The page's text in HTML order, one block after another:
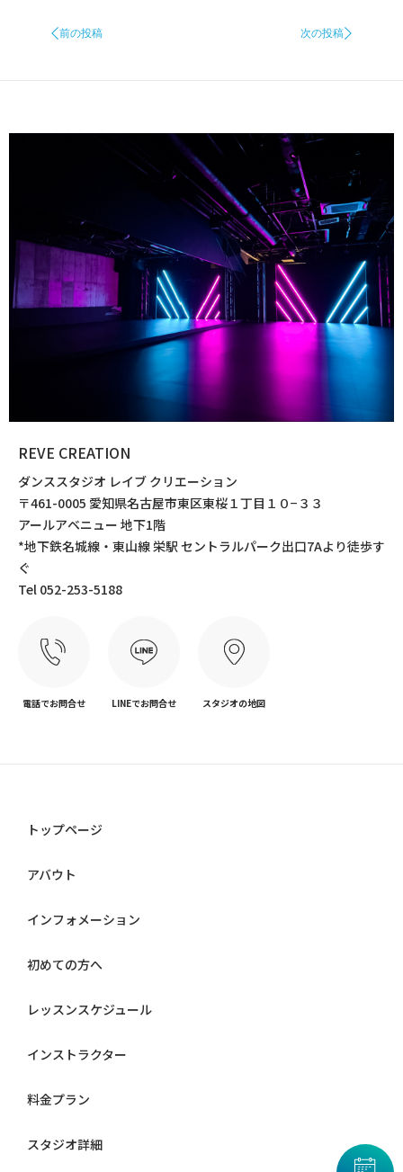
前の投稿 次の投稿
REVE CREATION
ダンススタジオ レイブ クリエーション
〒461-0005 愛知県名古屋市東区東桜１丁目１０−３３
アールアベニュー 地下1階
*地下鉄名城線・東山線 栄駅 セントラルパーク出口7Aより徒歩す
ぐ
Tel 052-253-5188
電話でお問合せ LINEでお問合せ スタジオの地図
トップページ
アバウト
インフォメーション
初めての方へ
レッスンスケジュール
インストラクター
料金プラン
スタジオ詳細